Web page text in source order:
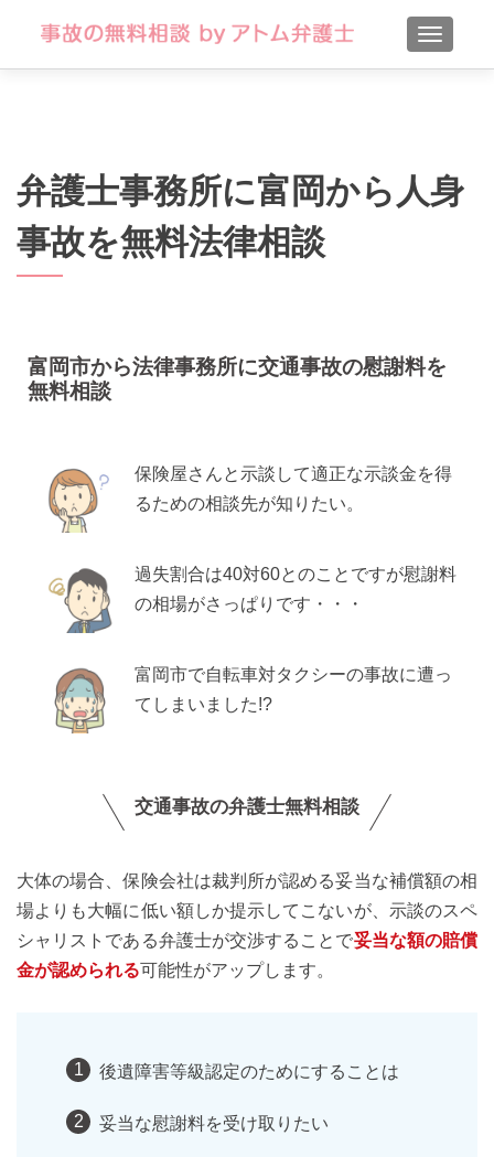
弁護士事務所に富岡から人身
事故を無料法律相談
富岡市から法律事務所に交通事故の慰謝料を
無料相談
保険屋さんと示談して適正な示談金を得
るための相談先が知りたい。
過失割合は40対60とのことですが慰謝料
の相場がさっぱりです・・・
富岡市で自転車対タクシーの事故に遭っ
てしまいました!?
交通事故の弁護士無料相談
大体の場合、保険会社は裁判所が認める妥当な補償額の相
場よりも大幅に低い額しか提示してこないが、示談のスペ
シャリストである弁護士が交渉することで妥当な額の賠償
金が認められる可能性がアップします。
後遺障害等級認定のためにすることは
妥当な慰謝料を受け取りたい